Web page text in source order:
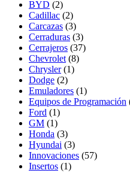
BYD (2)
Cadillac (2)
Carcazas (3)
Cerraduras (3)
Cerrajeros (37)
Chevrolet (8)
Chrysler (1)
Dodge (2)
Emuladores (1)
Equipos de Programación
Ford (1)
GM (1)
Honda (3)
Hyundai (3)
Innovaciones (57)
Insertos (1)